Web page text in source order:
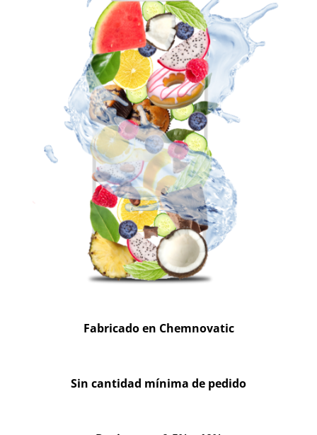
Fabricado en Chemnovatic
Sin cantidad mínima de pedido